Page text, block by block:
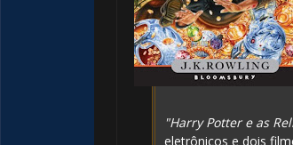
"Harry Potter e as
eletrônicos e dois